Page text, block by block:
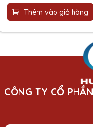
Thêm vào giỏ hàng
CÔNG TY CỔ